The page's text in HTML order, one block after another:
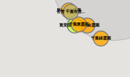
千葉緑霊園
千葉中央霊園
新いずみ霊園
寛受院 高田霊...
千葉東霊苑
公営 千葉市営...